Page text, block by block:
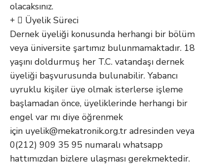
olacaksınız.
Üyelik Süreci
Dernek üyeliği konusunda herhangi bir bölüm
veya üniversite şartımız bulunmamaktadır. 18
yaşını doldurmuş her T.C. vatandaşı dernek
üyeliği başvurusunda bulunabilir. Yabancı
uyruklu kişiler üye olmak isterlerse işleme
başlamadan önce, üyeliklerinde herhangi bir
engel var mı diye öğrenmek
için uyelik@mekatronik.org.tr adresinden veya
0(212) 909 35 95 numaralı whatsapp
hattımızdan bizlere ulaşması gerekmektedir.